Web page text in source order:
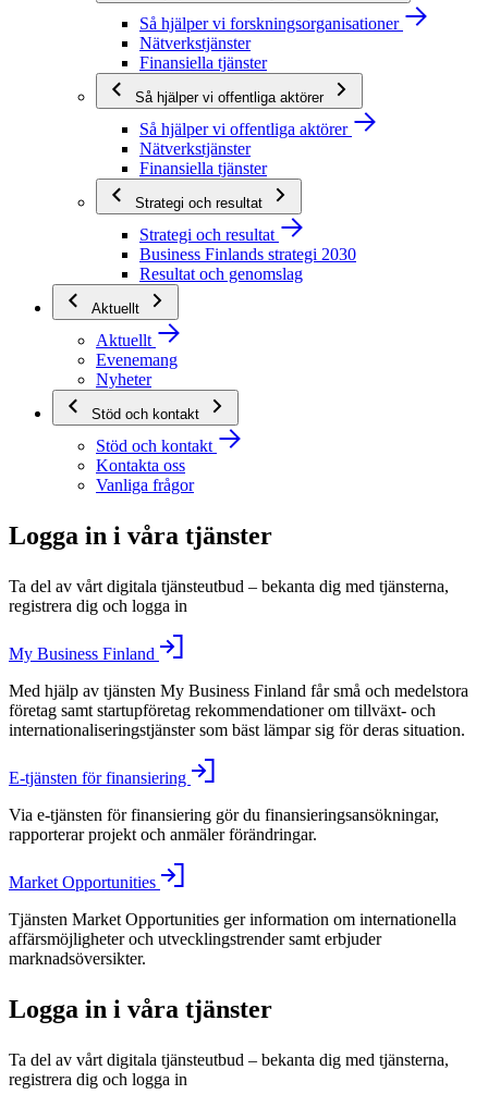
Så hjälper vi forskningsorganisationer
Nätverkstjänster
Finansiella tjänster
Så hjälper vi offentliga aktörer
Så hjälper vi offentliga aktörer
Nätverkstjänster
Finansiella tjänster
Strategi och resultat
Strategi och resultat
Business Finlands strategi 2030
Resultat och genomslag
Aktuellt
Aktuellt
Evenemang
Nyheter
Stöd och kontakt
Stöd och kontakt
Kontakta oss
Vanliga frågor
Logga in i våra tjänster
Ta del av vårt digitala tjänsteutbud – bekanta dig med tjänsterna,
registrera dig och logga in
My Business Finland
Med hjälp av tjänsten My Business Finland får små och medelstora
företag samt startupföretag rekommendationer om tillväxt- och
internationaliseringstjänster som bäst lämpar sig för deras situation.
E-tjänsten för finansiering
Via e-tjänsten för finansiering gör du finansieringsansökningar,
rapporterar projekt och anmäler förändringar.
Market Opportunities
Tjänsten Market Opportunities ger information om internationella
affärsmöjligheter och utvecklingstrender samt erbjuder
marknadsöversikter.
Logga in i våra tjänster
Ta del av vårt digitala tjänsteutbud – bekanta dig med tjänsterna,
registrera dig och logga in